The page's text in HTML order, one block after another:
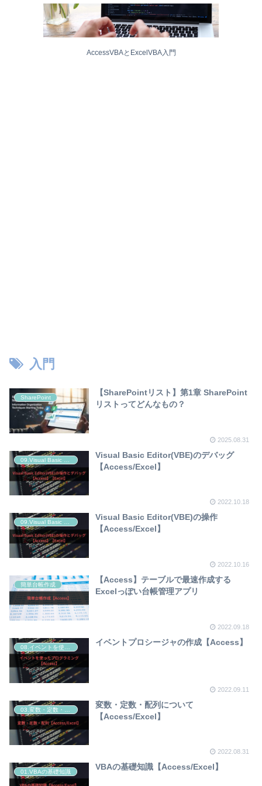
AccessVBAとExcelVBA入門
入門
SharePoint
【SharePointリスト】第1章 SharePoint
リストってどんなもの？
2025.08.31
Visual Basic Editor(VBE)のデバッグ
【Access/Excel】
2022.10.18
09.Visual Basic Editor(VBE)の操作とデバッグ
Visual Basic Editor(VBE)の操作
【Access/Excel】
2022.10.16
簡単台帳作成
【Access】テーブルで最速作成する
Excelっぽい台帳管理アプリ
2022.09.18
イベントプロシージャの作成【Access】
2022.09.11
変数・定数・配列について
【Access/Excel】
2022.08.31
01.VBAの基礎知識
VBAの基礎知識【Access/Excel】